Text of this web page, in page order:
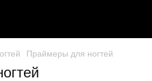
Праймеры для ногтей